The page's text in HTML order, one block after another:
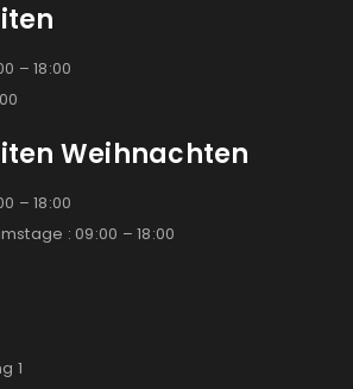
– 18:00
Weihnachten
– 18:00
: 09:00 – 18:00
1